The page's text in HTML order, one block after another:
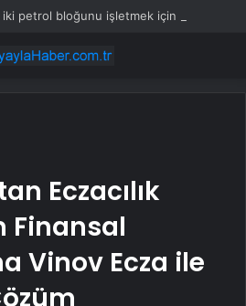
Eczacılık
Finansal
Vinov Ecza ile